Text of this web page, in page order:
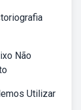
Não
Utilizar